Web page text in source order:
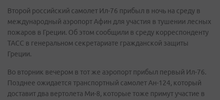
Второй российский самолет Ил-76 прибыл в ночь на среду в
международный аэропорт Афин для участия в тушении лесных
пожаров в Греции. Об этом сообщили в среду корреспонденту
ТАСС в генеральном секретариате гражданской защиты
Греции.
Во вторник вечером в тот же аэропорт прибыл первый Ил-76.
Позднее ожидается транспортный самолет Ан-124, который
доставит два вертолета Ми-8, которые тоже примут участие в